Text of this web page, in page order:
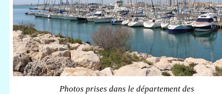
Photos prises dans le département des